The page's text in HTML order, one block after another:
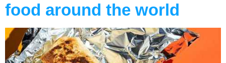
food around the world